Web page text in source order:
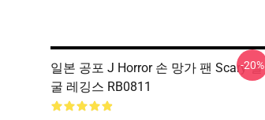
일본 공포 J Horror 손 망가 팬 Scary 얼
굴 레깅스 RB0811
-20%